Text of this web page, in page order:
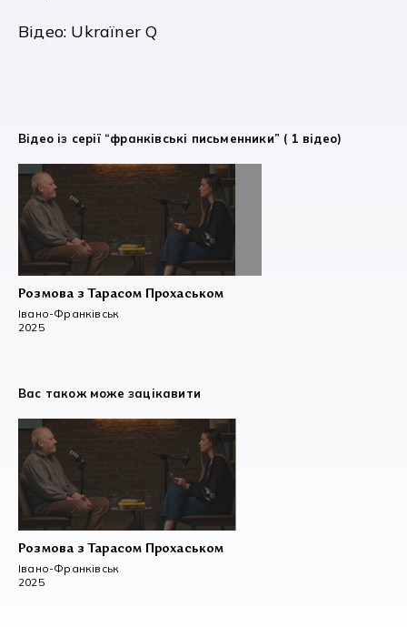
Відео: Ukraїner Q
Відео із серії “франківські письменники” ( 1 відео)
Розмова з Тарасом Прохаськом
Івано-Франківськ
2025
Вас також може зацікавити
Розмова з Тарасом Прохаськом
Івано-Франківськ
2025